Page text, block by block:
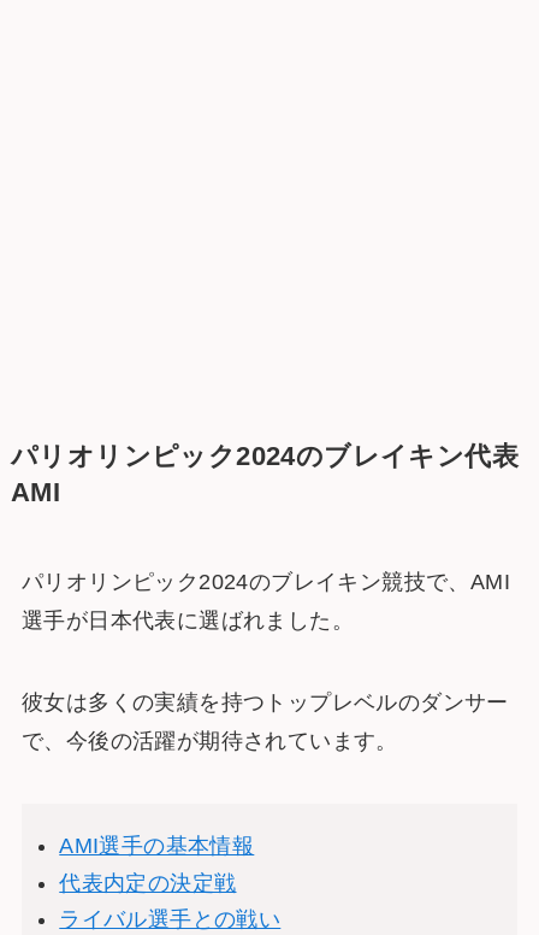
パリオリンピック2024のブレイキン代表
AMI
パリオリンピック2024のブレイキン競技で、AMI
選手が日本代表に選ばれました。
彼女は多くの実績を持つトップレベルのダンサー
で、今後の活躍が期待されています。
AMI選手の基本情報
代表内定の決定戦
ライバル選手との戦い